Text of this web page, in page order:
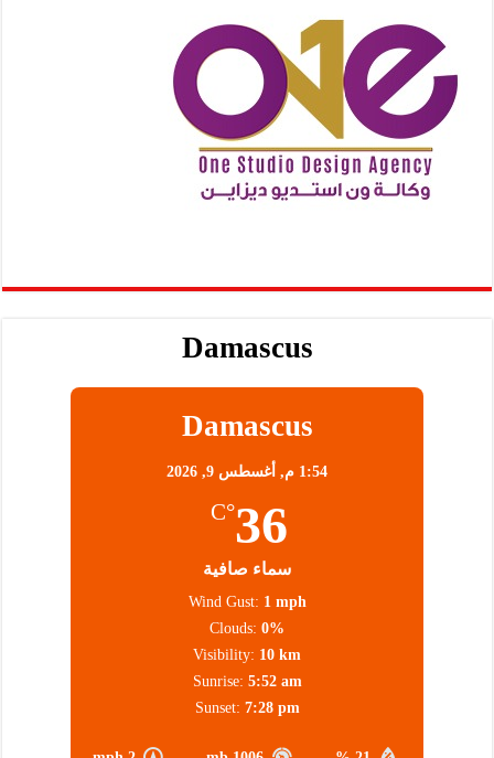
Damascus
Damascus
1:54 م, أغسطس 9, 2026
36
°C
سماء صافية
Wind Gust: 1 mph
Clouds: 0%
Visibility: 10 km
Sunrise: 5:52 am
Sunset: 7:28 pm